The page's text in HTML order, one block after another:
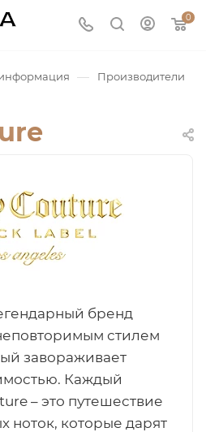
0
— Производители
бренд
стилем
завораживает
Каждый
– это путешествие
ноток, которые дарят